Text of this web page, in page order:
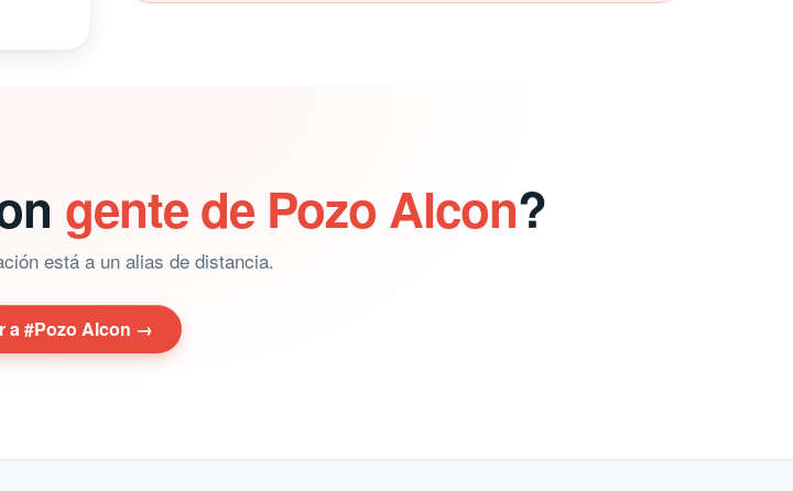
gente de Pozo Alcon?
está a un alias de distancia.
a #Pozo Alcon →